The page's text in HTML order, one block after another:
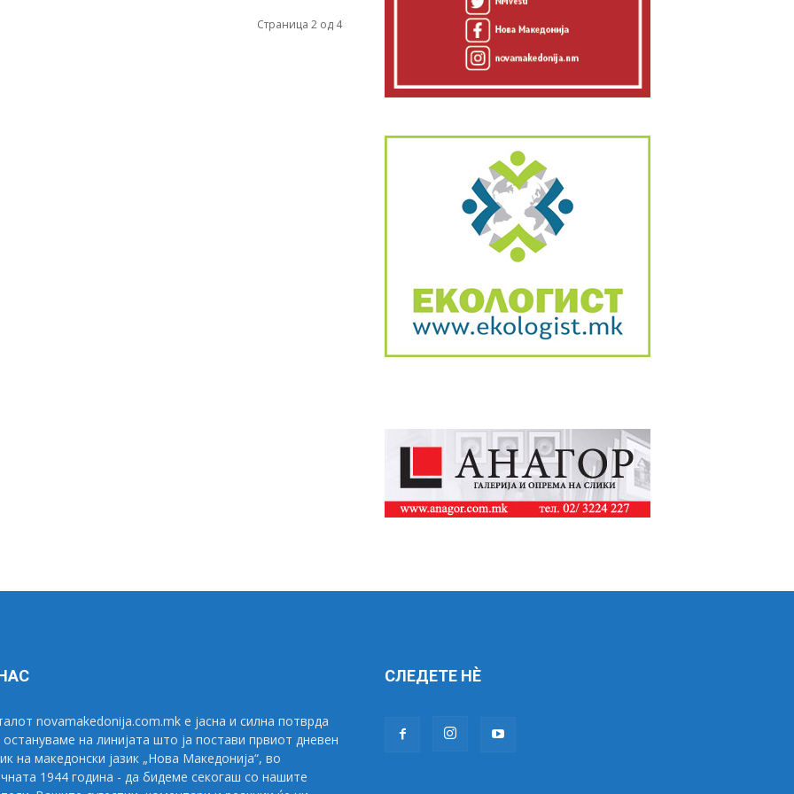
Страница 2 од 4
novamakedonija.com.mk е јасна и силна потврда
остануваме на линијата што ја постави првиот дневен
на македонски јазик „Нова Македонија“, во
1944 година - да бидеме секогаш со нашите
СЛЕДЕТЕ НÈ